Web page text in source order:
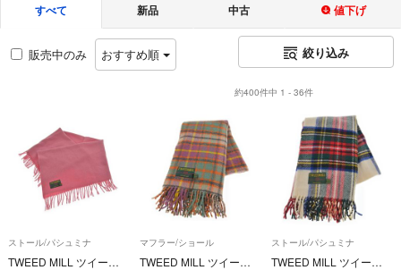
すべて 新品 中古 値下げ
販売中のみ おすすめ順 絞り込み
約400件中 1 - 36件
ストール/パシュミナ
TWEED MILL ツイードミル ストール ピンク 【古着】【中古】【送料無料】
マフラー/ショール
TWEED MILL ツイードミル マフラー ピンク 【古着】【中古】【送料無料】
ストール/パシュミナ
TWEED MILL ツイードミル ストール 白 【古着】【中古】【送料無料】